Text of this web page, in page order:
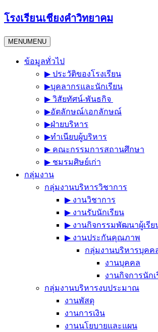
Skip
to
โรงเรียนเชียงคำวิทยาคม
MENUMENU
ข้อมูลทั่วไป
▶︎ ประวัติของโรงเรียน
▶︎บุคลากรและนักเรียน
▶︎ วิสัยทัศน์-พันธกิจ
▶︎อัตลักษณ์/เอกลักษณ์
▶︎ฝ่ายบริหาร
▶︎ทำเนียบผู้บริหาร
▶︎ คณะกรรมการสถานศึกษา
▶︎ ชมรมศิษย์เก่า
กลุ่มงาน
กลุ่มงานบริหารวิชาการ
▶︎ งานวิชาการ
▶︎ งานรับนักเรียน
▶︎ งานกิจกรรมพัฒนาผู้เรีย
▶︎ งานประกันคุณภาพ
กลุ่มงานบริหารบุคค
งานบุคคล
งานกิจการนัก
กลุ่มงานบริหารงบประมาณ
งานพัสดุ
งานการเงิน
งานนโยบายและแผน